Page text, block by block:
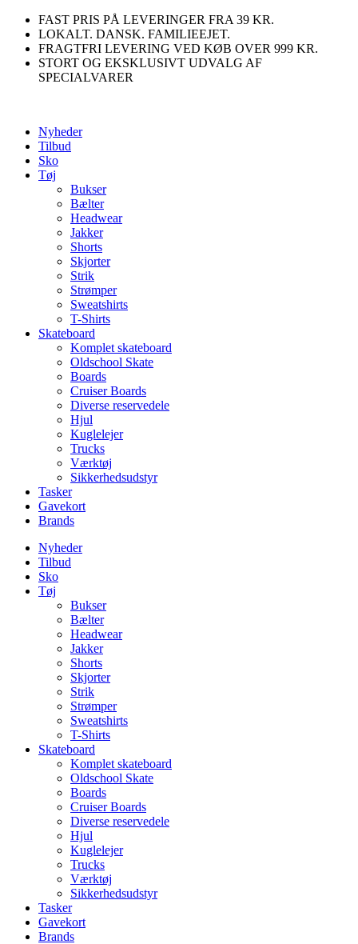
Videre
indhold
FAST PRIS PÅ LEVERINGER FRA 39 KR.
LOKALT. DANSK. FAMILIEEJET.
FRAGTFRI LEVERING VED KØB OVER 999 KR.
STORT OG EKSKLUSIVT UDVALG AF
SPECIALVARER
Nyheder
Tilbud
Sko
Tøj
Bukser
Bælter
Headwear
Jakker
Shorts
Skjorter
Strik
Strømper
Sweatshirts
T-Shirts
Skateboard
Komplet skateboard
Oldschool Skate
Boards
Cruiser Boards
Diverse reservedele
Hjul
Kuglelejer
Trucks
Værktøj
Sikkerhedsudstyr
Tasker
Gavekort
Brands
Nyheder
Tilbud
Sko
Tøj
Bukser
Bælter
Headwear
Jakker
Shorts
Skjorter
Strik
Strømper
Sweatshirts
T-Shirts
Skateboard
Komplet skateboard
Oldschool Skate
Boards
Cruiser Boards
Diverse reservedele
Hjul
Kuglelejer
Trucks
Værktøj
Sikkerhedsudstyr
Tasker
Gavekort
Brands